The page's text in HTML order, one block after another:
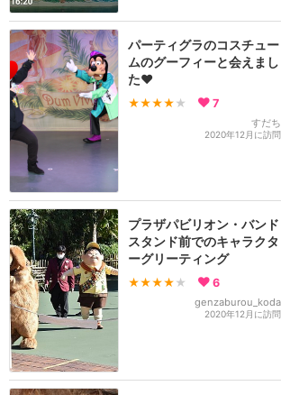
パーティグラのコスチュー
ムのグーフィーと会えまし
た❤️
★★★★ ★ 7
すだち
2020年12月に訪問
プラザパビリオン・バンド
スタンド前でのキャラクタ
ーグリーティング
★★★★ ★ 6
genzaburou_koda
2020年12月に訪問